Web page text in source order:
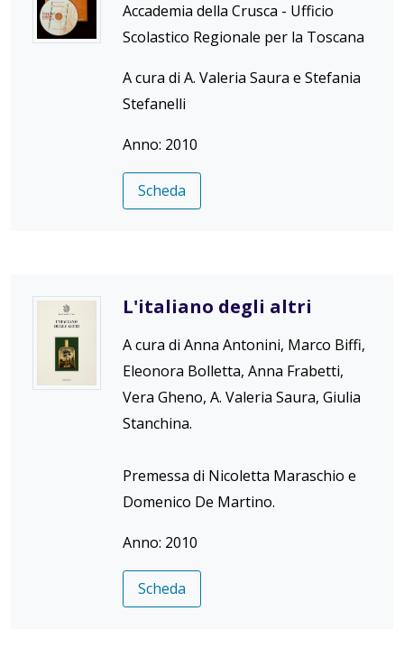
Accademia della Crusca - Ufficio
Scolastico Regionale per la Toscana
A cura di A. Valeria Saura e Stefania
Stefanelli
Anno: 2010
Scheda
L'italiano degli altri
A cura di Anna Antonini, Marco Biffi,
Eleonora Bolletta, Anna Frabetti,
Vera Gheno, A. Valeria Saura, Giulia
Stanchina.
Premessa di Nicoletta Maraschio e
Domenico De Martino.
Anno: 2010
Scheda